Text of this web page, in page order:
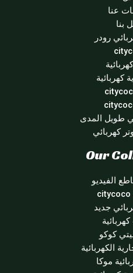
عنا
بنا
رودر
كهربائية
طويل المدى
كهربائي
Our
الفيديو
جديد
كوكو
الكهربائية
موكا